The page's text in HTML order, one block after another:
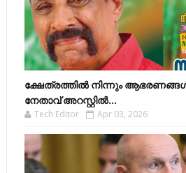
ക്ഷേത്രത്തിൽ നിന്നും
നേതാവ് അറസ്റ്റിൽ...
Tech Editor Apr 03, 2026